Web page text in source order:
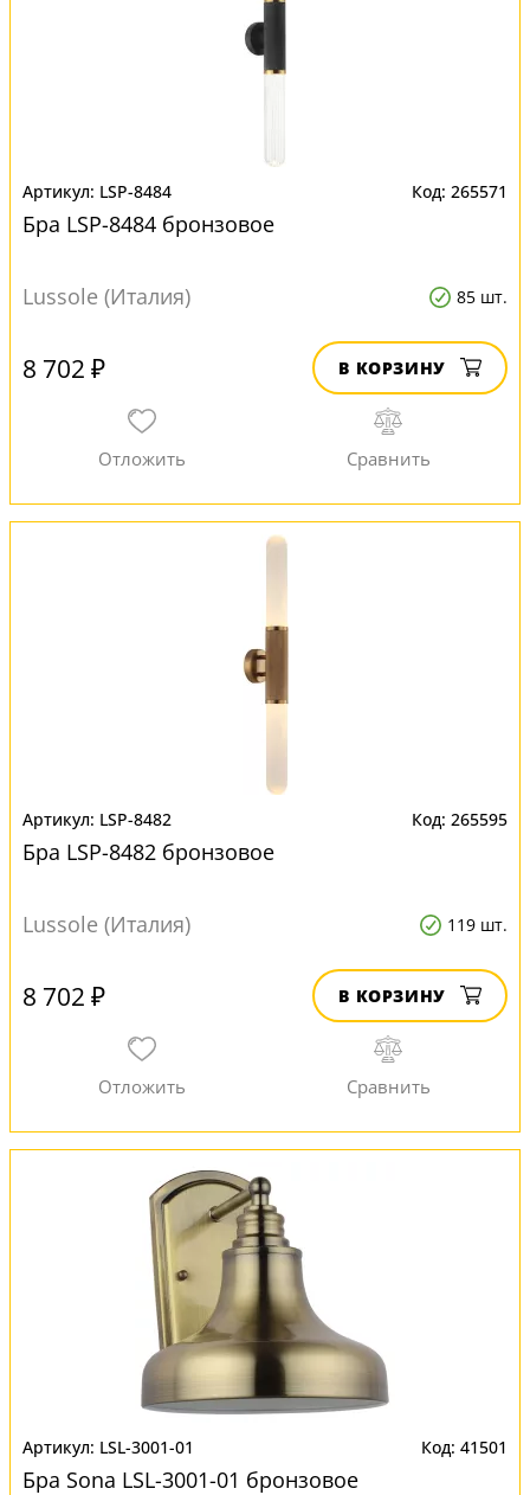
LSP-8484 265571
Бра LSP-8484 бронзовое
Lussole (Италия) 85 шт.
8 702 ₽ В КОРЗИНУ
LSP-8482 265595
Бра LSP-8482 бронзовое
Lussole (Италия) 119 шт.
8 702 ₽ В КОРЗИНУ
LSL-3001-01 41501
Бра Sona LSL-3001-01 бронзовое